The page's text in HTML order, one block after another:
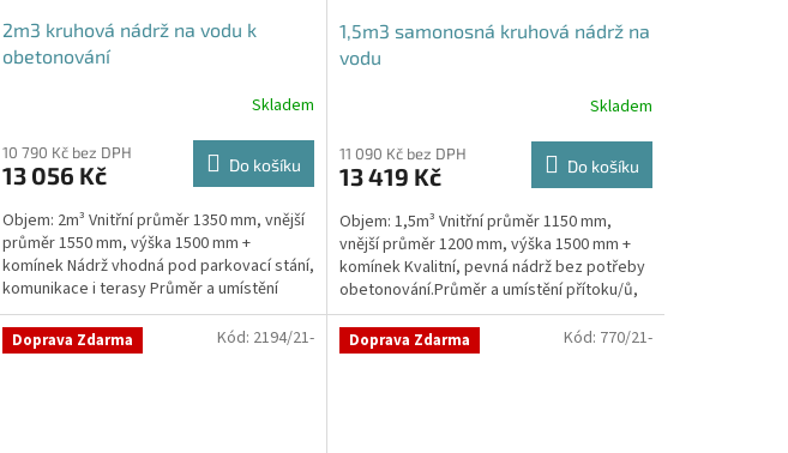
2m3 kruhová nádrž na vodu k
obetonování
Skladem
10 790 Kč bez DPH
13 056 Kč Do košíku
Objem: 2m³ Vnitřní průměr 1350 mm, vnější
průměr 1550 mm, výška 1500 mm +
komínek Nádrž vhodná pod parkovací stání,
komunikace i terasy Průměr a umístění
přítoku/ů, odtoku/ů...
1,5m3 samonosná kruhová nádrž na
vodu
produktu
je
z
5
hvězdiček.
Skladem
11 090 Kč bez DPH
13 419 Kč Do košíku
Objem: 1,5m³ Vnitřní průměr 1150 mm,
vnější průměr 1200 mm, výška 1500 mm +
komínek Kvalitní, pevná nádrž bez potřeby
obetonování.Průměr a umístění přítoku/ů,
odtoku/ů apod....
Doprava Zdarma Kód: 2194/21- Doprava Zdarma Kód: 770/21-